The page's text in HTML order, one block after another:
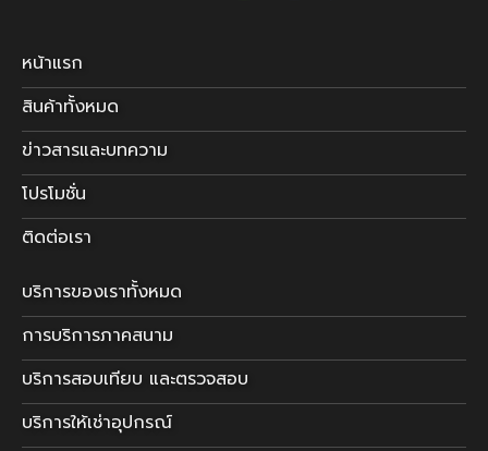
หน้าแรก
สินค้าทั้งหมด
ข่าวสารและบทความ
โปรโมชั่น
ติดต่อเรา
บริการของเราทั้งหมด
การบริการภาคสนาม
บริการสอบเทียบ และตรวจสอบ
บริการให้เช่าอุปกรณ์